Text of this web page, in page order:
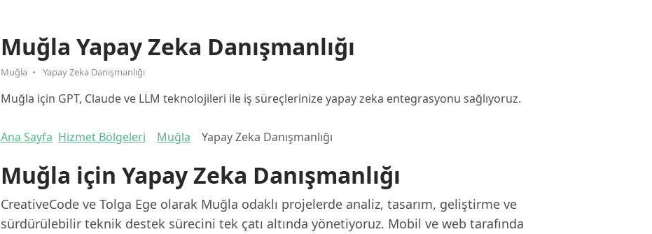
Muğla Yapay Zeka Danışmanlığı
Muğla Yapay Zeka Danışmanlığı
Muğla için GPT, Claude ve LLM teknolojileri ile iş süreçlerinize yapay zeka entegrasyonu sağlıyoruz.
Ana Sayfa Hizmet Bölgeleri Muğla Yapay Zeka Danışmanlığı
Muğla için Yapay Zeka Danışmanlığı
CreativeCode ve Tolga Ege olarak Muğla odaklı projelerde analiz, tasarım, geliştirme ve
sürdürülebilir teknik destek sürecini tek çatı altında yönetiyoruz. Mobil ve web tarafında